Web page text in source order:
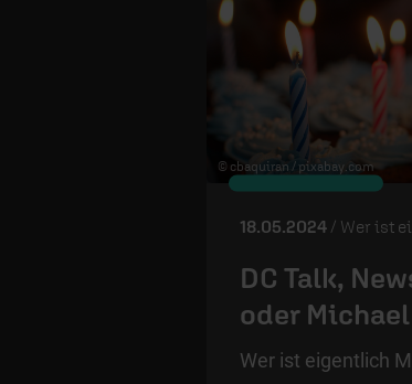
© cbaquiran / pixabay.com
18.05.2024 / Wer ist
DC Talk,
oder
Wer ist eigentlich